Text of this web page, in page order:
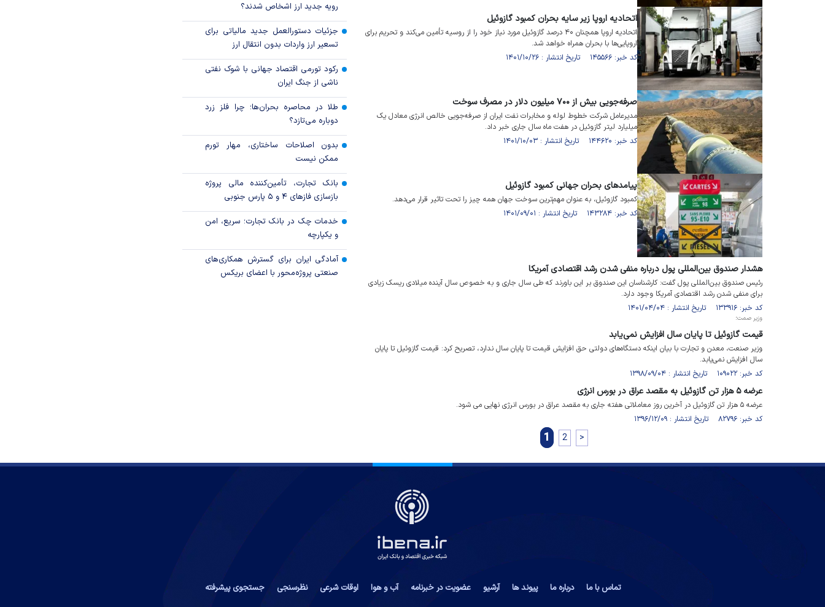
اتحادیه اروپا زیر سایه بحران کمبود گازوئیل
اتحادیه اروپا همچنان ۴۰ درصد گازوئیل مورد نیاز خود را از روسیه تأمین می‌کند و تحریم برای
اروپایی‌ها با بحران همراه خواهد شد.
کد خبر: ۱۴۵۵۶۶ تاریخ انتشار : ۱۴۰۱/۱۰/۲۶
صرفه‌جویی بیش از ۷۰۰ میلیون دلار در مصرف سوخت
مدیرعامل شرکت خطوط لوله و مخابرات نفت ایران از صرفه‌جویی خالص انرژی معادل یک
میلیارد لیتر گازوئیل در هفت ماه سال جاری خبر داد.
کد خبر: ۱۴۴۶۲۰ تاریخ انتشار : ۱۴۰۱/۱۰/۰۳
پیامد‌های بحران جهانی کمبود گازوئیل
کمبود گازوئیل، به عنوان مهم‌ترین سوخت جهان همه چیز را تحت تاثیر قرار می‌دهد.
کد خبر: ۱۴۳۲۸۴ تاریخ انتشار : ۱۴۰۱/۰۹/۰۱
هشدار صندوق بین‌المللی پول درباره منفی شدن رشد اقتصادی آمریکا
رئیس صندوق بین‌المللی پول گفت: کارشناسان این صندوق بر این باورند که طی سال جاری و به خصوص سال آینده میلادی ریسک زیادی
برای منفی شدن رشد اقتصادی آمریکا وجود دارد.
کد خبر: ۱۳۳۹۱۶ تاریخ انتشار : ۱۴۰۱/۰۴/۰۴
وزیر صمت؛
قیمت گازوئیل تا پایان سال افزایش نمی‌یابد
وزیر صنعت، معدن و تجارت با بیان اینکه دستگاه‌های دولتی حق افزایش قیمت تا پایان سال ندارد، تصریح کرد: قیمت گازوئیل تا پایان
سال افزایش نمی‌یابد.
کد خبر: ۱۰۹۰۲۲ تاریخ انتشار : ۱۳۹۸/۰۹/۰۴
عرضه ۵ هزار تن گازوئیل به مقصد عراق در بورس انرژی
عرضه ۵ هزار تن گازوئیل در آخرین روز معاملاتی هفته جاری به مقصد عراق در بورس انرژی نهایی می شود.
کد خبر: ۸۲۷۹۶ تاریخ انتشار : ۱۳۹۶/۱۲/۰۹
1 2 >
رویه جدید ارز اشخاص شدند؟
جزئیات دستورالعمل جدید مالیاتی برای
تسعیر ارز واردات بدون انتقال ارز
رکود تورمی اقتصاد جهانی با شوک نفتی
ناشی از جنگ ایران
طلا در محاصره بحران‌ها؛ چرا فلز زرد
دوباره می‌تازد؟
بدون اصلاحات ساختاری، مهار تورم
ممکن نیست
بانک تجارت، تأمین‌کننده مالی پروژه
بازسازی فاز‌های ۴ و ۵ پارس جنوبی
خدمات چک در بانک تجارت؛ سریع، امن
و یکپارچه
آمادگی ایران برای گسترش همکاری‌های
صنعتی پروژه‌محور با اعضای بریکس
تماس با ما درباره ما پیوند ها آرشیو عضویت در خبرنامه آب و هوا اوقات شرعی نظرسنجی
جستجوی پیشرفته